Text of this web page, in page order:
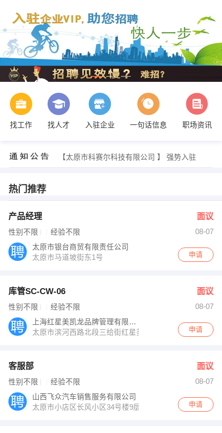
找工作 找人才 入驻企业 一句话信息 职场资讯
【太原市科赛尔科技有限公司 】 强势入驻
赵经理 发布 [人事专员 ] 招聘信息
人事部 发布 [艺术经纪 ] 招聘信息
【太原市科赛尔科技有限公司 】 强势入驻
热门推荐
产品经理 面议
性别不限 经验不限
08-07
太原市银台商贸有限责任公司
太原市马道坡街东1号
申请
库管SC-CW-06 面议
性别不限 经验不限
08-07
上海红星美凯龙品牌管理有限公司太原分公司
太原市滨河西路北段三给街红星美凯龙
申请
客服部 面议
性别不限 经验不限
08-07
山西飞众汽车销售服务有限公司
太原市小店区长风小区34号楼9层7号
申请